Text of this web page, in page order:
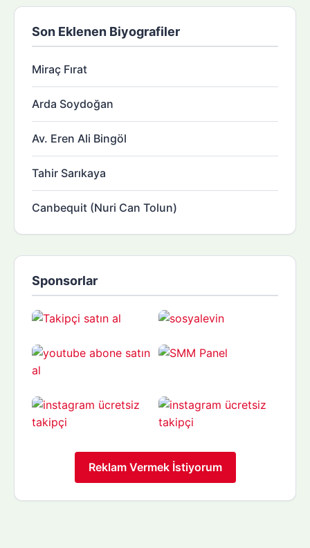
Son Eklenen Biyografiler
Miraç Fırat
Arda Soydoğan
Av. Eren Ali Bingöl
Tahir Sarıkaya
Canbequit (Nuri Can Tolun)
Sponsorlar
Reklam Vermek İstiyorum